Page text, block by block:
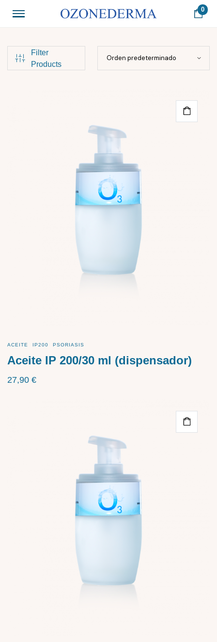
0
Filter
Products
ACEITE IP200 PSORIASIS
Aceite IP 200/30 ml (dispensador)
27,90 €